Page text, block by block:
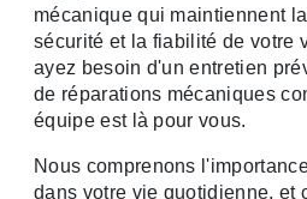
mécanique qui maintiennent
sécurité et la fiabilité de votre
ayez besoin d'un entretien
de réparations mécaniques
équipe est là pour vous.
Nous comprenons
dans votre vie quotidienne, et